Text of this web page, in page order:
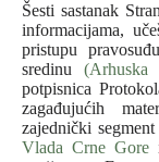
Šesti sastanak
informacijama,
pristupu
sredinu (Arhuska
potpisnica
zagađujućih
zajednički
Vlada Crne Gorei